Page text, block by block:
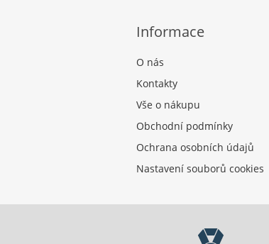
Informace
O nás
Kontakty
Vše o nákupu
Obchodní podmínky
Ochrana osobních údajů
Nastavení souborů cookies